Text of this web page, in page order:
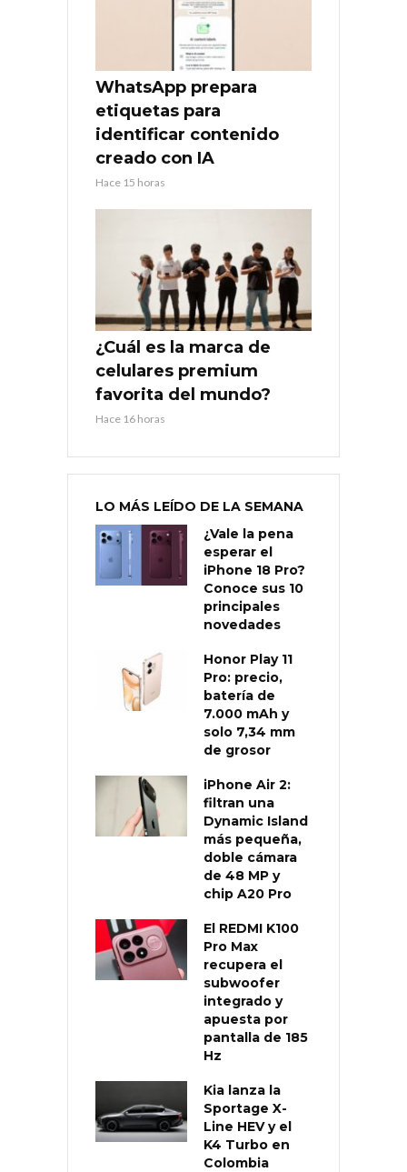
WhatsApp prepara
etiquetas para
identificar contenido
creado con IA
Hace 15 horas
¿Cuál es la marca de
celulares premium
favorita del mundo?
Hace 16 horas
LO MÁS LEÍDO DE LA SEMANA
¿Vale la pena
esperar el
iPhone 18 Pro?
Conoce sus 10
principales
novedades
Honor Play 11
Pro: precio,
batería de
7.000 mAh y
solo 7,34 mm
de grosor
iPhone Air 2:
filtran una
Dynamic Island
más pequeña,
doble cámara
de 48 MP y
chip A20 Pro
El REDMI K100
Pro Max
recupera el
subwoofer
integrado y
apuesta por
pantalla de 185
Hz
Kia lanza la
Sportage X-
Line HEV y el
K4 Turbo en
Colombia